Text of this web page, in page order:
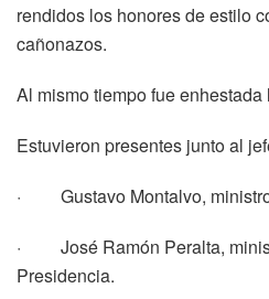
rendidos los honores de estilo
cañonazos.
Al mismo tiempo fue
Estuvieron presentes junto al
· Gustavo Montalvo,
· José Ramón Peralta,
Presidencia.